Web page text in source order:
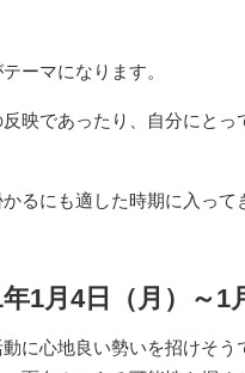
ーマになります。
映であったり、自分にと
るにも適した時期に入っ
1月4日（月）～1
に心地良い勢いを招けそ